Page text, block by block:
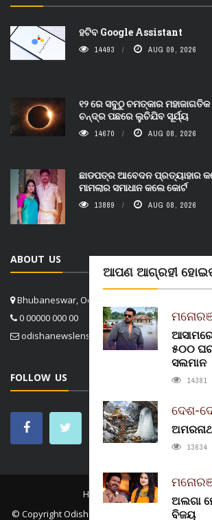
ଆପଣ ଆଗ୍ରହୀ
୫୦୦
ସଲମାନ
14381
ଦେଶ-
13634
ଅଲଗା
ବିଜୟ
ହଟିବ Google Assistant
14493 AUG 09, 2026
୧୨ ରେ ସବୁଠୁ ଚମତ୍କାର
ଚନ୍ଦ୍ର ପଛରେ ଲୁଚିଯିବ ସୂର୍ଯ୍ୟ
14670 AUG 08, 2026
ଛାଡପତ୍ର ଆବେଦନ ପ୍ରତ୍ୟାହାର
ମାମଲାର ସମାଧାନ କଲେ କୋର୍ଟ
13889 AUG 08, 2026
ABOUT US
Bhubaneswar, Odisha, India
0 00000 000 00
odishanewslens@gmail.com
FOLLOW US
HOME CONTACT US ABOUT US
© CopyrightOdisha News Lens 4.1 . All rights